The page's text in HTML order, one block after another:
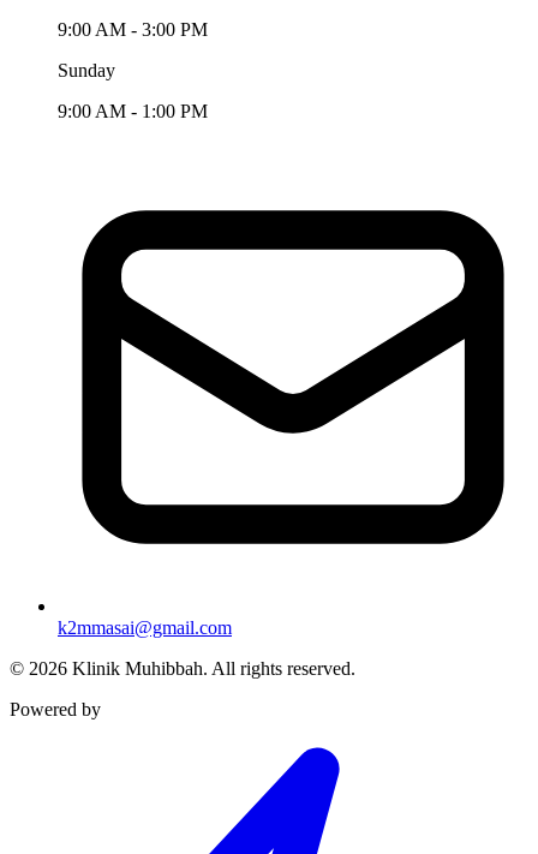
9:00 AM - 3:00 PM
Sunday
9:00 AM - 1:00 PM
k2mmasai@gmail.com
© 2026 Klinik Muhibbah. All rights reserved.
Powered by